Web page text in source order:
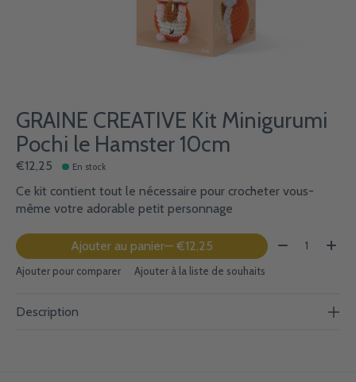
GRAINE CREATIVE Kit Minigurumi
Pochi le Hamster 10cm
€12,25 En stock
Ce kit contient tout le nécessaire pour crocheter vous-
même votre adorable petit personnage
Ajouter au panier — €12,25 Quantité:
Ajouter pour comparer Ajouter à la liste de souhaits
Description